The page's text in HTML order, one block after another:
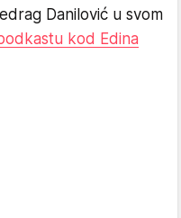
Danilović u svom
kod Edina